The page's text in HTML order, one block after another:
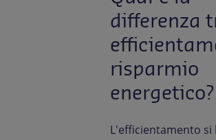
differenza
risparmio
energetico?
L'efficientamento si